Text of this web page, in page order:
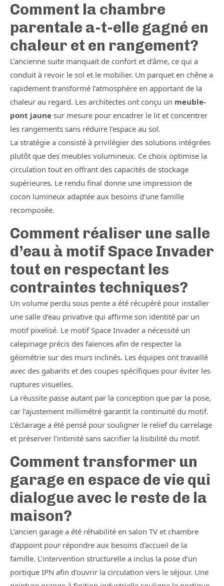
Comment la chambre
parentale a-t-elle gagné en
chaleur et en rangement?
L’ancienne suite manquait de confort et d’âme, ce qui a
conduit à revoir le sol et le mobilier. Un parquet en chêne a
rapidement transformé l’atmosphère en apportant de la
chaleur au regard. Les architectes ont conçu un meuble-
pont jaune sur mesure pour encadrer le lit et concentrer
les rangements sans réduire l’espace au sol.
La stratégie a consisté à privilégier des solutions intégrées
plutôt que des meubles volumineux. Ce choix optimise la
circulation tout en offrant des capacités de stockage
supérieures. Le rendu final donne une impression de
cocon lumineux adaptée aux besoins d’une famille
recomposée.
Comment réaliser une salle
d’eau à motif Space Invader
tout en respectant les
contraintes techniques?
Un volume perdu sous pente a été récupéré pour installer
une salle d’eau privative qui affirme son identité par un
motif pixelisé. Le motif Space Invader a nécessité un
calepinage précis des faïences afin de respecter la
géométrie sur des murs inclinés. Les équipes ont travaillé
avec des gabarits et des coupes spécifiques pour éviter les
ruptures visuelles.
La réussite passe autant par la conception que par la pose,
car l’ajustement millimétré garantit la continuité du motif.
L’éclairage a été pensé pour souligner le relief du carrelage
et préserver l’intimité sans sacrifier la lisibilité du motif.
Comment transformer un
garage en espace de vie qui
dialogue avec le reste de la
maison?
L’ancien garage a été réhabilité en salon TV et chambre
d’appoint pour répondre aux besoins d’accueil de la
famille. L’intervention structurelle a inclus la pose d’un
portique IPN afin d’ouvrir la circulation vers le séjour. Une